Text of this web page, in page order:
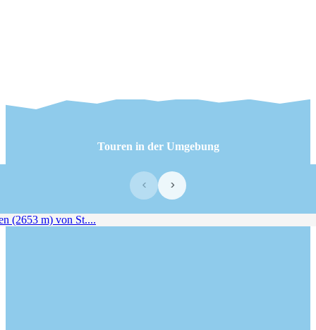
Touren in der Umgebung
‹ ›